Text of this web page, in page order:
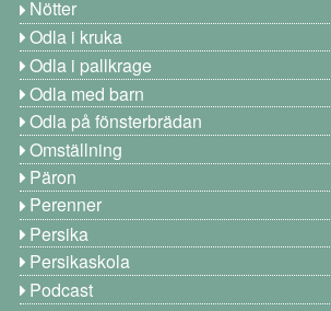
Nötter
Odla i kruka
Odla i pallkrage
Odla med barn
Odla på fönsterbrädan
Omställning
Päron
Perenner
Persika
Persikaskola
Podcast